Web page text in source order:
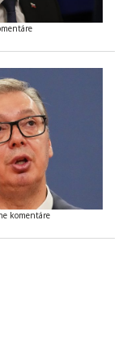
komentáre